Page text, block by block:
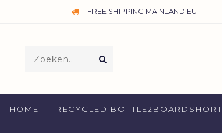
FREE SHIPPING MAINLAND EU
HOME RECYCLED BOTTLE2BOARDSHORT